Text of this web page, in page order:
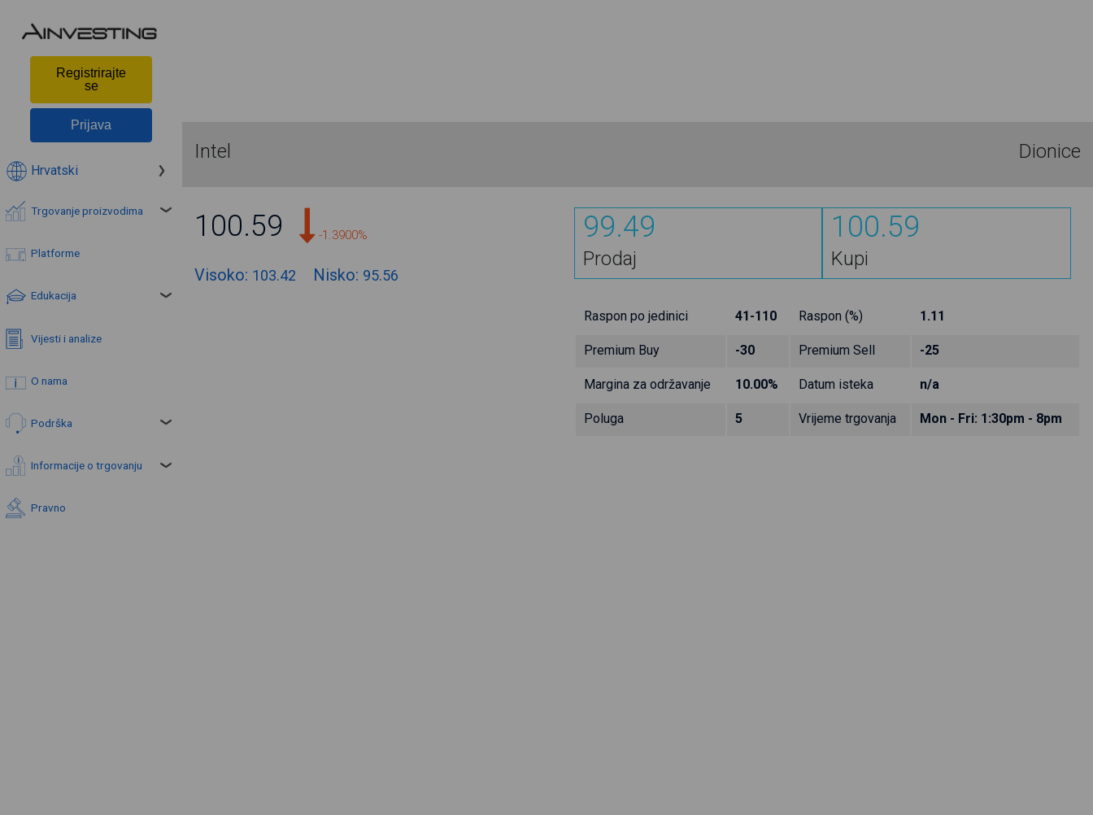
Registrirajte
se
Prijava
Hrvatski
Trgovanje proizvodima
Platforme
Edukacija
Vijesti i analize
O nama
Podrška
Informacije o trgovanju
Pravno
Intel Dionice
100.59 -1.3900%
Visoko: 103.42 Nisko: 95.56
99.49
Prodaj
100.59
Kupi
Raspon po jedinici 41-110 Raspon (%) 1.11
Premium Buy -30 Premium Sell -25
Margina za održavanje 10.00% Datum isteka n/a
Poluga 5 Vrijeme trgovanja Mon - Fri: 1:30pm - 8pm